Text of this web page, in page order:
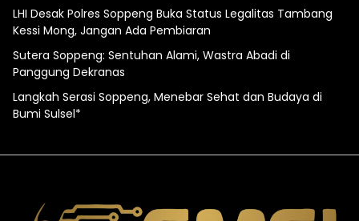
LHI Desak Polres Soppeng Buka Status Legalitas Tambang
Kessi Mong, Jangan Ada Pembiaran
Sutera Soppeng: Sentuhan Alami, Wastra Abadi di
Panggung Dekranas
Langkah Serasi Soppeng, Menebar Sehat dan Budaya di
Bumi Sulsel*